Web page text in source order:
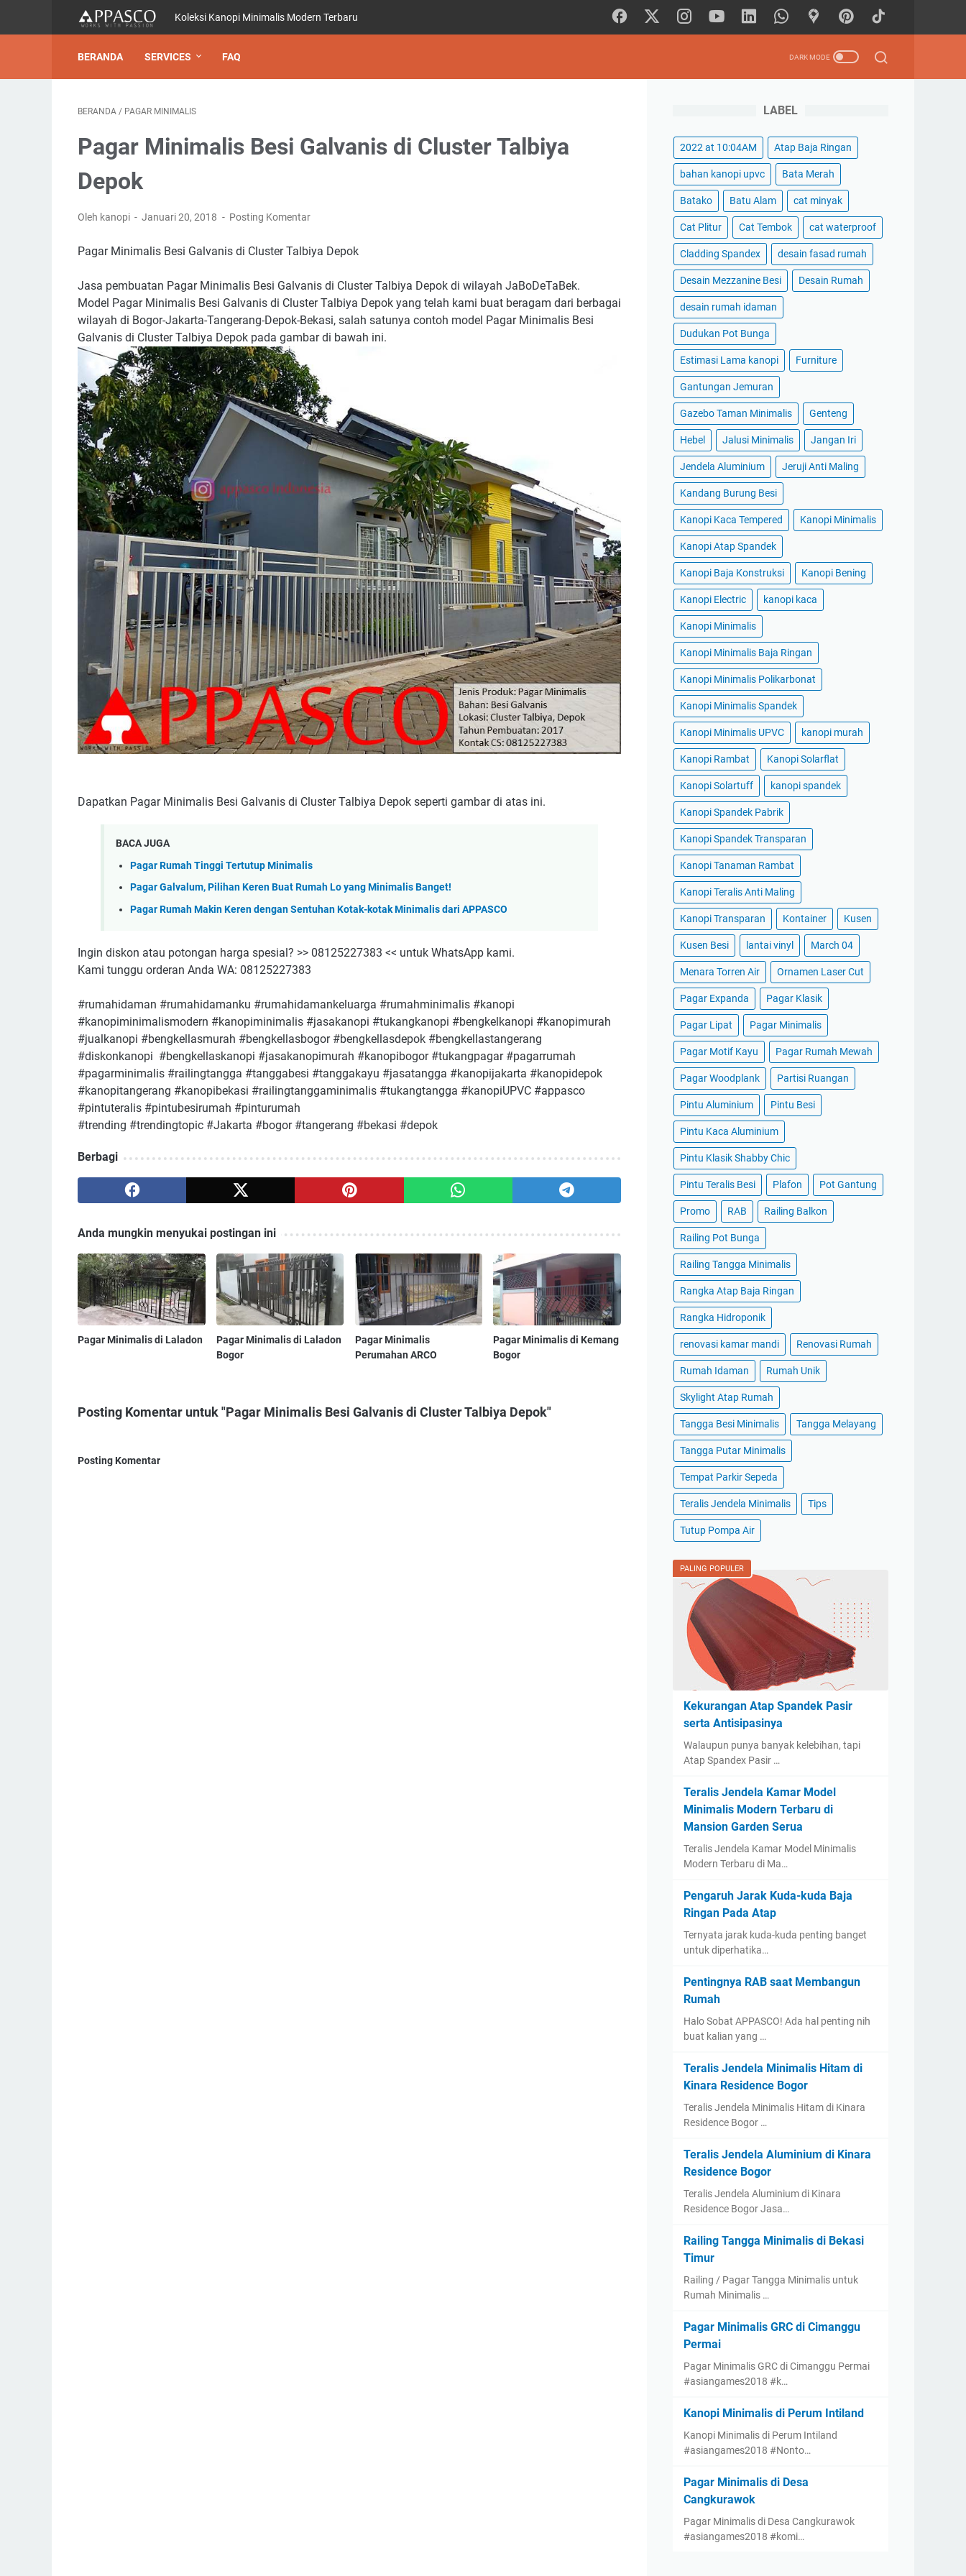
Koleksi Kanopi Minimalis Modern Terbaru
BERANDA SERVICES FAQ
BERANDA / PAGAR MINIMALIS
Pagar Minimalis Besi Galvanis di Cluster Talbiya
Depok
Oleh kanopi Januari 20, 2018 Posting Komentar
Pagar Minimalis Besi Galvanis di Cluster Talbiya Depok
Jasa pembuatan Pagar Minimalis Besi Galvanis di Cluster Talbiya Depok di wilayah JaBoDeTaBek.
Model Pagar Minimalis Besi Galvanis di Cluster Talbiya Depok yang telah kami buat beragam dari berbagai
wilayah di Bogor-Jakarta-Tangerang-Depok-Bekasi, salah satunya contoh model Pagar Minimalis Besi
Galvanis di Cluster Talbiya Depok pada gambar di bawah ini.
Dapatkan Pagar Minimalis Besi Galvanis di Cluster Talbiya Depok seperti gambar di atas ini.
BACA JUGA
Pagar Rumah Tinggi Tertutup Minimalis
Pagar Galvalum, Pilihan Keren Buat Rumah Lo yang Minimalis Banget!
Pagar Rumah Makin Keren dengan Sentuhan Kotak-kotak Minimalis dari APPASCO
Ingin diskon atau potongan harga spesial? >> 08125227383 << untuk WhatsApp kami.
Kami tunggu orderan Anda WA: 08125227383
#rumahidaman #rumahidamanku #rumahidamankeluarga #rumahminimalis #kanopi
#kanopiminimalismodern #kanopiminimalis #jasakanopi #tukangkanopi #bengkelkanopi #kanopimurah
#jualkanopi #bengkellasmurah #bengkellasbogor #bengkellasdepok #bengkellastangerang
#diskonkanopi #bengkellaskanopi #jasakanopimurah #kanopibogor #tukangpagar #pagarrumah
#pagarminimalis #railingtangga #tanggabesi #tanggakayu #jasatangga #kanopijakarta #kanopidepok
#kanopitangerang #kanopibekasi #railingtanggaminimalis #tukangtangga #kanopiUPVC #appasco
#pintuteralis #pintubesirumah #pinturumah
#trending #trendingtopic #Jakarta #bogor #tangerang #bekasi #depok
Berbagi
Anda mungkin menyukai postingan ini
Pagar Minimalis di Laladon
Pagar Minimalis di Laladon
Bogor
Pagar Minimalis
Perumahan ARCO
Pagar Minimalis di Kemang
Bogor
Posting Komentar untuk "Pagar Minimalis Besi Galvanis di Cluster Talbiya Depok"
Posting Komentar
LABEL
2022 at 10:04AM Atap Baja Ringan
bahan kanopi upvc Bata Merah
Batako Batu Alam cat minyak
Cat Plitur Cat Tembok cat waterproof
Cladding Spandex desain fasad rumah
Desain Mezzanine Besi Desain Rumah
desain rumah idaman
Dudukan Pot Bunga
Estimasi Lama kanopi Furniture
Gantungan Jemuran
Gazebo Taman Minimalis Genteng
Hebel Jalusi Minimalis Jangan Iri
Jendela Aluminium Jeruji Anti Maling
Kandang Burung Besi
Kanopi Kaca Tempered Kanopi Minimalis
Kanopi Atap Spandek
Kanopi Baja Konstruksi Kanopi Bening
Kanopi Electric kanopi kaca
Kanopi Minimalis
Kanopi Minimalis Baja Ringan
Kanopi Minimalis Polikarbonat
Kanopi Minimalis Spandek
Kanopi Minimalis UPVC kanopi murah
Kanopi Rambat Kanopi Solarflat
Kanopi Solartuff kanopi spandek
Kanopi Spandek Pabrik
Kanopi Spandek Transparan
Kanopi Tanaman Rambat
Kanopi Teralis Anti Maling
Kanopi Transparan Kontainer Kusen
Kusen Besi lantai vinyl March 04
Menara Torren Air Ornamen Laser Cut
Pagar Expanda Pagar Klasik
Pagar Lipat Pagar Minimalis
Pagar Motif Kayu Pagar Rumah Mewah
Pagar Woodplank Partisi Ruangan
Pintu Aluminium Pintu Besi
Pintu Kaca Aluminium
Pintu Klasik Shabby Chic
Pintu Teralis Besi Plafon Pot Gantung
Promo RAB Railing Balkon
Railing Pot Bunga
Railing Tangga Minimalis
Rangka Atap Baja Ringan
Rangka Hidroponik
renovasi kamar mandi Renovasi Rumah
Rumah Idaman Rumah Unik
Skylight Atap Rumah
Tangga Besi Minimalis Tangga Melayang
Tangga Putar Minimalis
Tempat Parkir Sepeda
Teralis Jendela Minimalis Tips
Tutup Pompa Air
PALING POPULER
Kekurangan Atap Spandek Pasir
serta Antisipasinya
Walaupun punya banyak kelebihan, tapi
Atap Spandex Pasir …
Teralis Jendela Kamar Model
Minimalis Modern Terbaru di
Mansion Garden Serua
Teralis Jendela Kamar Model Minimalis
Modern Terbaru di Ma…
Pengaruh Jarak Kuda-kuda Baja
Ringan Pada Atap
Ternyata jarak kuda-kuda penting banget
untuk diperhatika…
Pentingnya RAB saat Membangun
Rumah
Halo Sobat APPASCO! Ada hal penting nih
buat kalian yang …
Teralis Jendela Minimalis Hitam di
Kinara Residence Bogor
Teralis Jendela Minimalis Hitam di Kinara
Residence Bogor …
Teralis Jendela Aluminium di Kinara
Residence Bogor
Teralis Jendela Aluminium di Kinara
Residence Bogor Jasa…
Railing Tangga Minimalis di Bekasi
Timur
Railing / Pagar Tangga Minimalis untuk
Rumah Minimalis …
Pagar Minimalis GRC di Cimanggu
Permai
Pagar Minimalis GRC di Cimanggu Permai
#asiangames2018 #k…
Kanopi Minimalis di Perum Intiland
Kanopi Minimalis di Perum Intiland
#asiangames2018 #Nonto…
Pagar Minimalis di Desa
Cangkurawok
Pagar Minimalis di Desa Cangkurawok
#asiangames2018 #komi…